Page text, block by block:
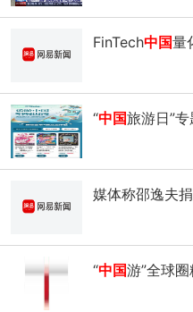
FinTech中国量
“中国旅游日”
媒体称邵逸夫
“中国游”全球圈